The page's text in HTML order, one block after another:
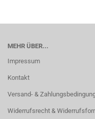
MEHR ÜBER...
Impressum
Kontakt
Versand- &
Widerrufsrecht &